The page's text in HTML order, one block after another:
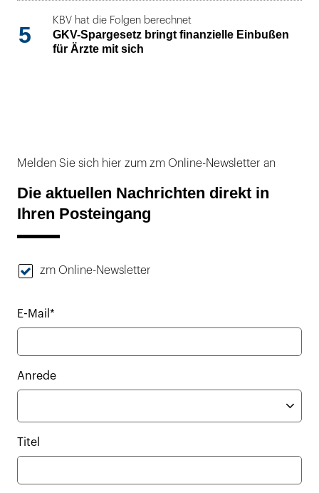
5
KBV hat die Folgen berechnet
GKV-Spargesetz bringt finanzielle Einbußen
für Ärzte mit sich
Melden Sie sich hier zum zm Online-Newsletter an
Die aktuellen Nachrichten direkt in
Ihren Posteingang
zm Online-Newsletter
E-Mail*
Anrede
Titel